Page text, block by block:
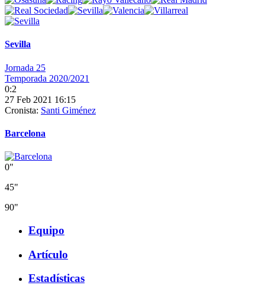
Sevilla
Jornada 25
Temporada 2020/2021
0:2
27 Feb 2021 16:15
Cronista: Santi Giménez
Barcelona
0"
45"
90"
Equipo
Artículo
Estadísticas